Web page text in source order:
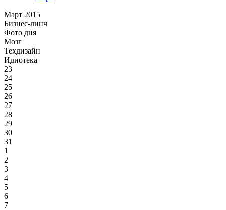
Март 2015
Бизнес-линч
Фото дня
Мозг
Техдизайн
Идиотека
23
24
25
26
27
28
29
30
31
1
2
3
4
5
6
7